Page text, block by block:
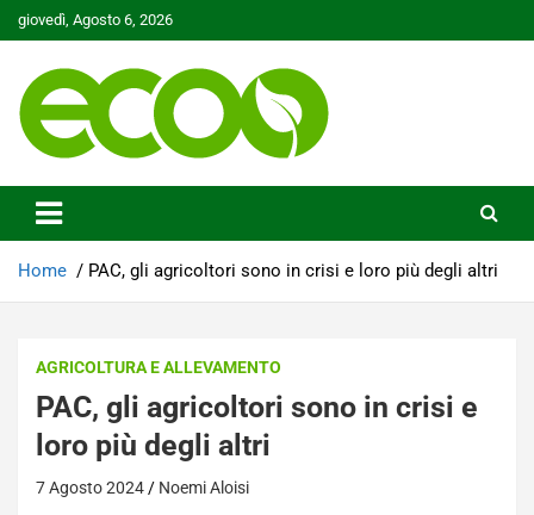
Skip
to
giovedì, Agosto 6, 2026
Ecoo.it
Home PAC, gli agricoltori sono in crisi e loro più degli altri
AGRICOLTURA E ALLEVAMENTO
PAC, gli agricoltori sono in crisi e
loro più degli altri
7 Agosto 2024 Noemi Aloisi